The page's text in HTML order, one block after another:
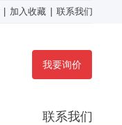
加入收藏 联系我们
我要询价
联系我们